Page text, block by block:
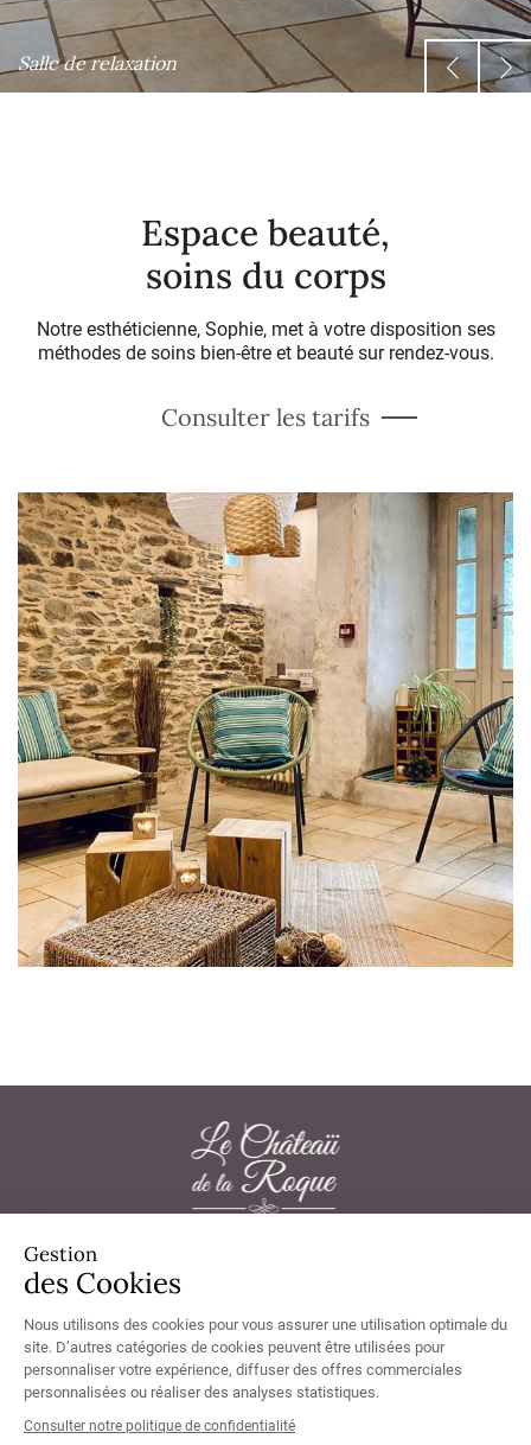
Salle de relaxation
Espace beauté,
soins du corps
Notre esthéticienne, Sophie, met à votre disposition ses
méthodes de soins bien-être et beauté sur rendez-vous.
Consulter les tarifs
Château de la Roque 50180 Thèreval - Tél.
Chambres non accessibles aux personnes à mobilité réduite, non
accessibles en fauteuil.
Les animaux ne sont pas acceptés.
Gestion
des Cookies
Nous utilisons des cookies pour vous assurer une utilisation optimale du
site. D’autres catégories de cookies peuvent être utilisées pour
personnaliser votre expérience, diffuser des offres commerciales
personnalisées ou réaliser des analyses statistiques.
Consulter notre politique de confidentialité